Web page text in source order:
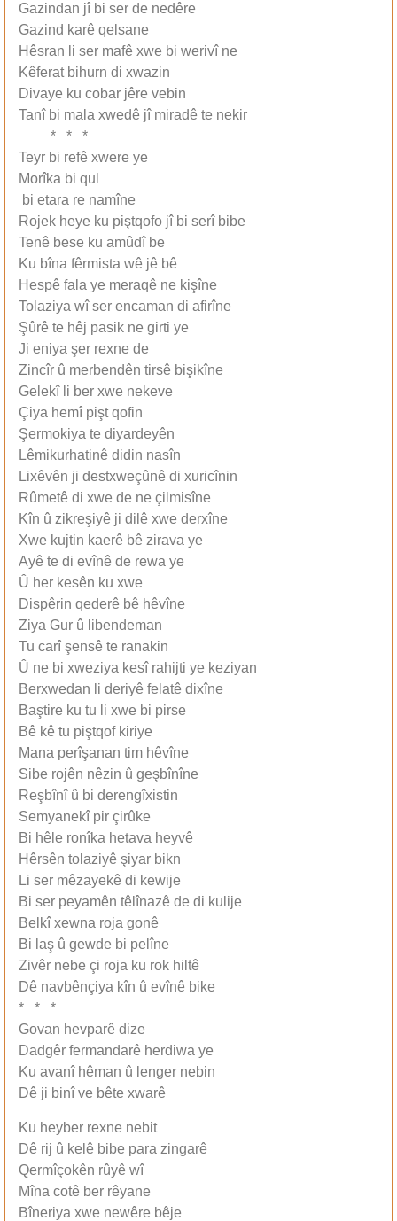
Gazindan jî bi ser de nedêre
Gazind karê qelsane
Hêsran li ser mafê xwe bi werivî ne
Kêferat bihurn di xwazin
Divaye ku cobar jêre vebin
Tanî bi mala xwedê jî miradê te nekir
* * *
Teyr bi refê xwere ye
Morîka bi qul
bi etara re namîne
Rojek heye ku piştqofo jî bi serî bibe
Tenê bese ku amûdî be
Ku bîna fêrmista wê jê bê
Hespê fala ye meraqê ne kişîne
Tolaziya wî ser encaman di afirîne
Şûrê te hêj pasik ne girti ye
Ji eniya şer rexne de
Zincîr û merbendên tirsê bişikîne
Gelekî li ber xwe nekeve
Çiya hemî pişt qofin
Şermokiya te diyardeyên
Lêmikurhatinê didin nasîn
Lixêvên ji destxweçûnê di xuricînin
Rûmetê di xwe de ne çilmisîne
Kîn û zikreşiyê ji dilê xwe derxîne
Xwe kujtin kaerê bê zirava ye
Ayê te di evînê de rewa ye
Û her kesên ku xwe
Dispêrin qederê bê hêvîne
Ziya Gur û libendeman
Tu carî şensê te ranakin
Û ne bi xweziya kesî rahijti ye keziyan
Berxwedan li deriyê felatê dixîne
Baştire ku tu li xwe bi pirse
Bê kê tu piştqof kiriye
Mana perîşanan tim hêvîne
Sibe rojên nêzin û geşbînîne
Reşbînî û bi derengîxistin
Semyanekî pir çirûke
Bi hêle ronîka hetava heyvê
Hêrsên tolaziyê şiyar bikn
Li ser mêzayekê di kewije
Bi ser peyamên têlînazê de di kulije
Belkî xewna roja gonê
Bi laş û gewde bi pelîne
Zivêr nebe çi roja ku rok hiltê
Dê navbênçiya kîn û evînê bike
* * *
Govan hevparê dize
Dadgêr fermandarê herdiwa ye
Ku avanî hêman û lenger nebin
Dê ji binî ve bête xwarê
Ku heyber rexne nebit
Dê rij û kelê bibe para zingarê
Qermîçokên rûyê wî
Mîna cotê ber rêyane
Bîneriya xwe newêre bêje